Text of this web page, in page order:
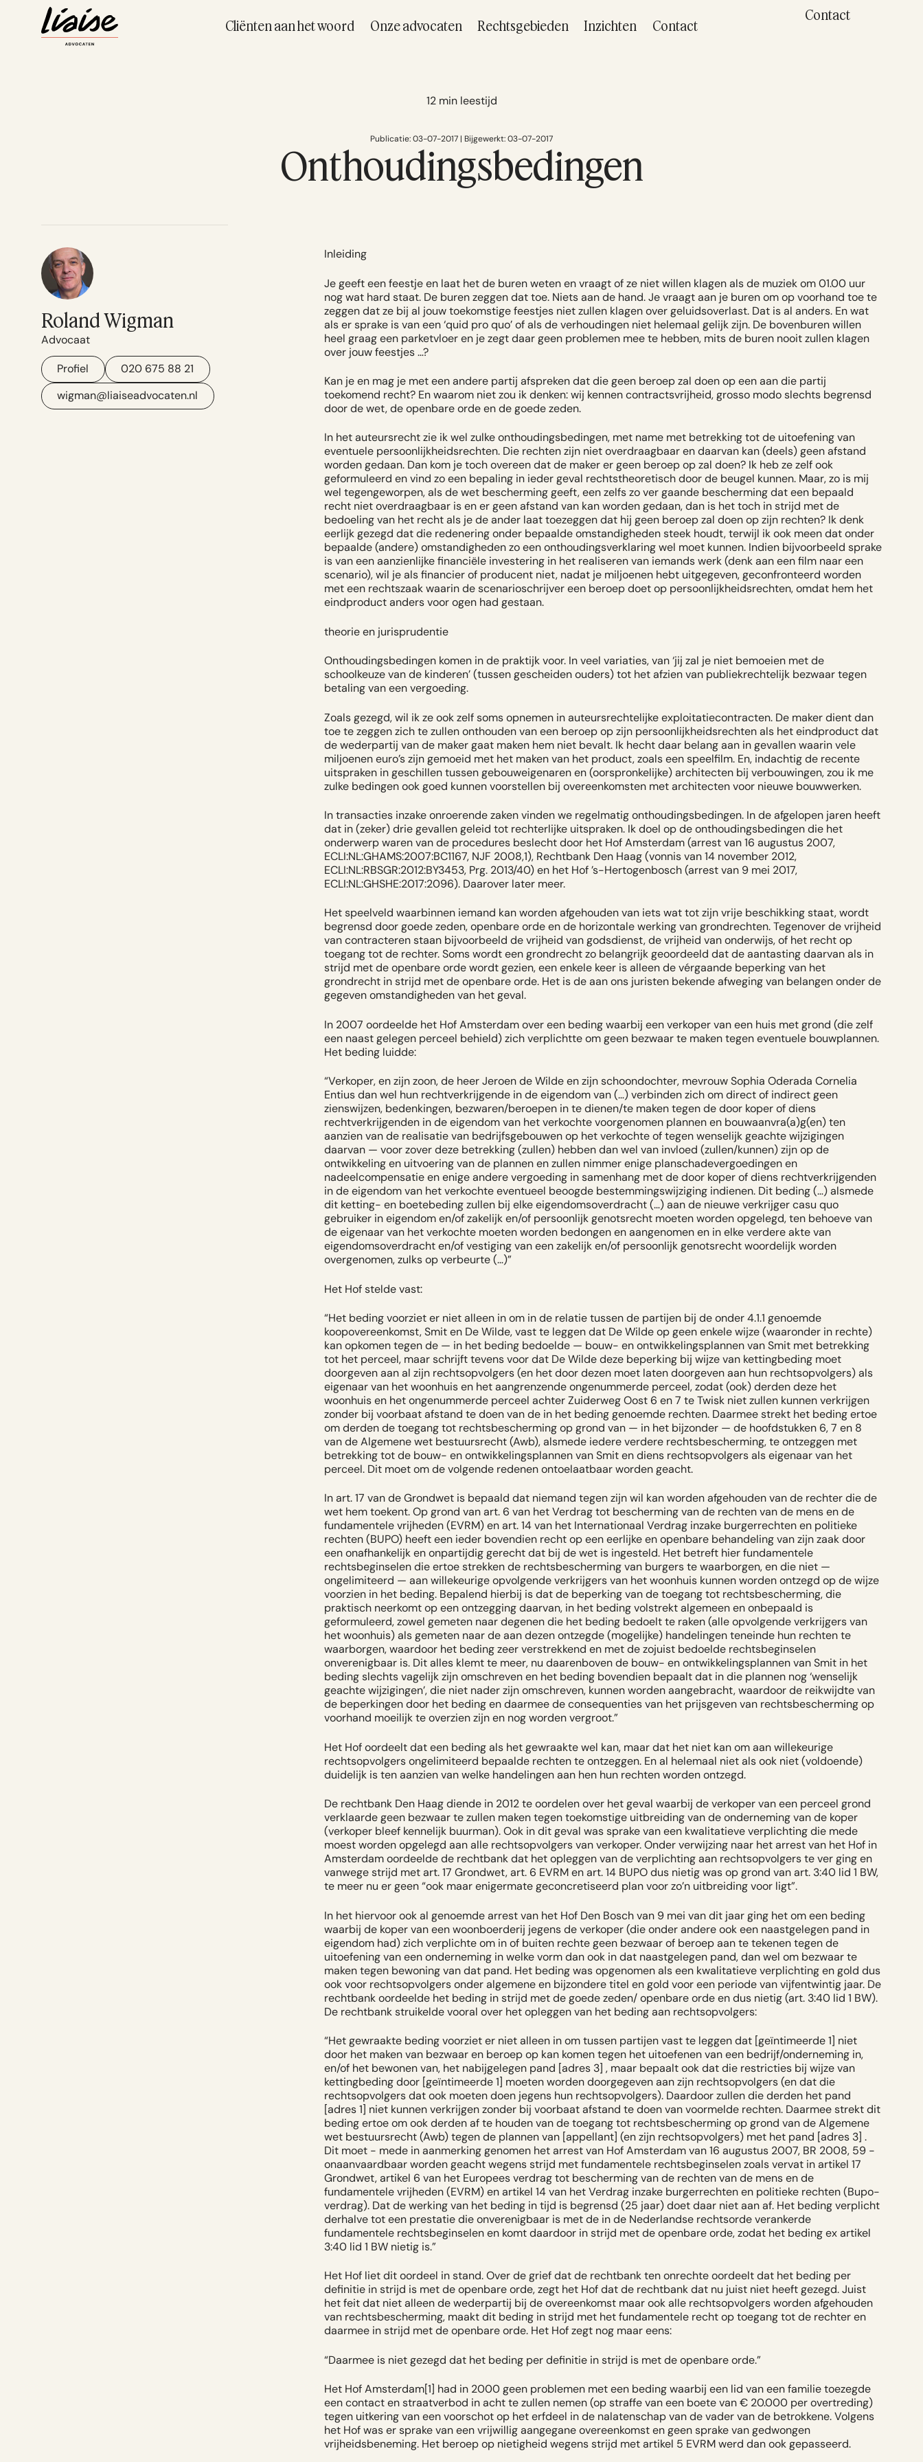
Cliënten aan het woord Onze advocaten Rechtsgebieden Inzichten Contact
Contact
12 min leestijd
Publicatie: 03-07-2017 | Bijgewerkt: 03-07-2017
Onthoudingsbedingen
Roland Wigman
Advocaat
Profiel
020 675 88 21
wigman@liaiseadvocaten.nl
Inleiding
Je geeft een feestje en laat het de buren weten en vraagt of ze niet willen klagen als de muziek om 01.00 uur
nog wat hard staat. De buren zeggen dat toe. Niets aan de hand. Je vraagt aan je buren om op voorhand toe te
zeggen dat ze bij al jouw toekomstige feestjes niet zullen klagen over geluidsoverlast. Dat is al anders. En wat
als er sprake is van een ‘quid pro quo’ of als de verhoudingen niet helemaal gelijk zijn. De bovenburen willen
heel graag een parketvloer en je zegt daar geen problemen mee te hebben, mits de buren nooit zullen klagen
over jouw feestjes …?
Kan je en mag je met een andere partij afspreken dat die geen beroep zal doen op een aan die partij
toekomend recht? En waarom niet zou ik denken: wij kennen contractsvrijheid, grosso modo slechts begrensd
door de wet, de openbare orde en de goede zeden.
In het auteursrecht zie ik wel zulke onthoudingsbedingen, met name met betrekking tot de uitoefening van
eventuele persoonlijkheidsrechten. Die rechten zijn niet overdraagbaar en daarvan kan (deels) geen afstand
worden gedaan. Dan kom je toch overeen dat de maker er geen beroep op zal doen? Ik heb ze zelf ook
geformuleerd en vind zo een bepaling in ieder geval rechtstheoretisch door de beugel kunnen. Maar, zo is mij
wel tegengeworpen, als de wet bescherming geeft, een zelfs zo ver gaande bescherming dat een bepaald
recht niet overdraagbaar is en er geen afstand van kan worden gedaan, dan is het toch in strijd met de
bedoeling van het recht als je de ander laat toezeggen dat hij geen beroep zal doen op zijn rechten? Ik denk
eerlijk gezegd dat die redenering onder bepaalde omstandigheden steek houdt, terwijl ik ook meen dat onder
bepaalde (andere) omstandigheden zo een onthoudingsverklaring wel moet kunnen. Indien bijvoorbeeld sprake
is van een aanzienlijke financiële investering in het realiseren van iemands werk (denk aan een film naar een
scenario), wil je als financier of producent niet, nadat je miljoenen hebt uitgegeven, geconfronteerd worden
met een rechtszaak waarin de scenarioschrijver een beroep doet op persoonlijkheidsrechten, omdat hem het
eindproduct anders voor ogen had gestaan.
theorie en jurisprudentie
Onthoudingsbedingen komen in de praktijk voor. In veel variaties, van ‘jij zal je niet bemoeien met de
schoolkeuze van de kinderen’ (tussen gescheiden ouders) tot het afzien van publiekrechtelijk bezwaar tegen
betaling van een vergoeding.
Zoals gezegd, wil ik ze ook zelf soms opnemen in auteursrechtelijke exploitatiecontracten. De maker dient dan
toe te zeggen zich te zullen onthouden van een beroep op zijn persoonlijkheidsrechten als het eindproduct dat
de wederpartij van de maker gaat maken hem niet bevalt. Ik hecht daar belang aan in gevallen waarin vele
miljoenen euro’s zijn gemoeid met het maken van het product, zoals een speelfilm. En, indachtig de recente
uitspraken in geschillen tussen gebouweigenaren en (oorspronkelijke) architecten bij verbouwingen, zou ik me
zulke bedingen ook goed kunnen voorstellen bij overeenkomsten met architecten voor nieuwe bouwwerken.
In transacties inzake onroerende zaken vinden we regelmatig onthoudingsbedingen. In de afgelopen jaren heeft
dat in (zeker) drie gevallen geleid tot rechterlijke uitspraken. Ik doel op de onthoudingsbedingen die het
onderwerp waren van de procedures beslecht door het Hof Amsterdam (arrest van 16 augustus 2007,
ECLI:NL:GHAMS:2007:BC1167, NJF 2008,1), Rechtbank Den Haag (vonnis van 14 november 2012,
ECLI:NL:RBSGR:2012:BY3453, Prg. 2013/40) en het Hof ’s-Hertogenbosch (arrest van 9 mei 2017,
ECLI:NL:GHSHE:2017:2096). Daarover later meer.
Het speelveld waarbinnen iemand kan worden afgehouden van iets wat tot zijn vrije beschikking staat, wordt
begrensd door goede zeden, openbare orde en de horizontale werking van grondrechten. Tegenover de vrijheid
van contracteren staan bijvoorbeeld de vrijheid van godsdienst, de vrijheid van onderwijs, of het recht op
toegang tot de rechter. Soms wordt een grondrecht zo belangrijk geoordeeld dat de aantasting daarvan als in
strijd met de openbare orde wordt gezien, een enkele keer is alleen de vérgaande beperking van het
grondrecht in strijd met de openbare orde. Het is de aan ons juristen bekende afweging van belangen onder de
gegeven omstandigheden van het geval.
In 2007 oordeelde het Hof Amsterdam over een beding waarbij een verkoper van een huis met grond (die zelf
een naast gelegen perceel behield) zich verplichtte om geen bezwaar te maken tegen eventuele bouwplannen.
Het beding luidde:
“Verkoper, en zijn zoon, de heer Jeroen de Wilde en zijn schoondochter, mevrouw Sophia Oderada Cornelia
Entius dan wel hun rechtverkrijgende in de eigendom van (…) verbinden zich om direct of indirect geen
zienswijzen, bedenkingen, bezwaren/beroepen in te dienen/te maken tegen de door koper of diens
rechtverkrijgenden in de eigendom van het verkochte voorgenomen plannen en bouwaanvra(a)g(en) ten
aanzien van de realisatie van bedrijfsgebouwen op het verkochte of tegen wenselijk geachte wijzigingen
daarvan — voor zover deze betrekking (zullen) hebben dan wel van invloed (zullen/kunnen) zijn op de
ontwikkeling en uitvoering van de plannen en zullen nimmer enige planschadevergoedingen en
nadeelcompensatie en enige andere vergoeding in samenhang met de door koper of diens rechtverkrijgenden
in de eigendom van het verkochte eventueel beoogde bestemmingswijziging indienen. Dit beding (…) alsmede
dit ketting- en boetebeding zullen bij elke eigendomsoverdracht (…) aan de nieuwe verkrijger casu quo
gebruiker in eigendom en/of zakelijk en/of persoonlijk genotsrecht moeten worden opgelegd, ten behoeve van
de eigenaar van het verkochte moeten worden bedongen en aangenomen en in elke verdere akte van
eigendomsoverdracht en/of vestiging van een zakelijk en/of persoonlijk genotsrecht woordelijk worden
overgenomen, zulks op verbeurte (…)”
Het Hof stelde vast:
“Het beding voorziet er niet alleen in om in de relatie tussen de partijen bij de onder 4.1.1 genoemde
koopovereenkomst, Smit en De Wilde, vast te leggen dat De Wilde op geen enkele wijze (waaronder in rechte)
kan opkomen tegen de — in het beding bedoelde — bouw- en ontwikkelingsplannen van Smit met betrekking
tot het perceel, maar schrijft tevens voor dat De Wilde deze beperking bij wijze van kettingbeding moet
doorgeven aan al zijn rechtsopvolgers (en het door dezen moet laten doorgeven aan hun rechtsopvolgers) als
eigenaar van het woonhuis en het aangrenzende ongenummerde perceel, zodat (ook) derden deze het
woonhuis en het ongenummerde perceel achter Zuiderweg Oost 6 en 7 te Twisk niet zullen kunnen verkrijgen
zonder bij voorbaat afstand te doen van de in het beding genoemde rechten. Daarmee strekt het beding ertoe
om derden de toegang tot rechtsbescherming op grond van — in het bijzonder — de hoofdstukken 6, 7 en 8
van de Algemene wet bestuursrecht (Awb), alsmede iedere verdere rechtsbescherming, te ontzeggen met
betrekking tot de bouw- en ontwikkelingsplannen van Smit en diens rechtsopvolgers als eigenaar van het
perceel. Dit moet om de volgende redenen ontoelaatbaar worden geacht.
In art. 17 van de Grondwet is bepaald dat niemand tegen zijn wil kan worden afgehouden van de rechter die de
wet hem toekent. Op grond van art. 6 van het Verdrag tot bescherming van de rechten van de mens en de
fundamentele vrijheden (EVRM) en art. 14 van het Internationaal Verdrag inzake burgerrechten en politieke
rechten (BUPO) heeft een ieder bovendien recht op een eerlijke en openbare behandeling van zijn zaak door
een onafhankelijk en onpartijdig gerecht dat bij de wet is ingesteld. Het betreft hier fundamentele
rechtsbeginselen die ertoe strekken de rechtsbescherming van burgers te waarborgen, en die niet —
ongelimiteerd — aan willekeurige opvolgende verkrijgers van het woonhuis kunnen worden ontzegd op de wijze
voorzien in het beding. Bepalend hierbij is dat de beperking van de toegang tot rechtsbescherming, die
praktisch neerkomt op een ontzegging daarvan, in het beding volstrekt algemeen en onbepaald is
geformuleerd, zowel gemeten naar degenen die het beding bedoelt te raken (alle opvolgende verkrijgers van
het woonhuis) als gemeten naar de aan dezen ontzegde (mogelijke) handelingen teneinde hun rechten te
waarborgen, waardoor het beding zeer verstrekkend en met de zojuist bedoelde rechtsbeginselen
onverenigbaar is. Dit alles klemt te meer, nu daarenboven de bouw- en ontwikkelingsplannen van Smit in het
beding slechts vagelijk zijn omschreven en het beding bovendien bepaalt dat in die plannen nog ‘wenselijk
geachte wijzigingen’, die niet nader zijn omschreven, kunnen worden aangebracht, waardoor de reikwijdte van
de beperkingen door het beding en daarmee de consequenties van het prijsgeven van rechtsbescherming op
voorhand moeilijk te overzien zijn en nog worden vergroot.”
Het Hof oordeelt dat een beding als het gewraakte wel kan, maar dat het niet kan om aanwillekeurige
rechtsopvolgersongelimiteerd bepaalde rechten te ontzeggen. En al helemaal niet als ook niet (voldoende)
duidelijk is ten aanzien van welke handelingen aan hen hun rechten worden ontzegd.
De rechtbank Den Haag diende in 2012 te oordelen over het geval waarbij de verkoper van een perceel grond
verklaarde geen bezwaar te zullen maken tegen toekomstige uitbreiding van de onderneming van de koper
(verkoper bleef kennelijk buurman). Ook in dit geval was sprake van een kwalitatieve verplichting die mede
moest worden opgelegd aan alle rechtsopvolgers van verkoper. Onder verwijzing naar het arrest van het Hof in
Amsterdam oordeelde de rechtbank dat het opleggen van de verplichting aan rechtsopvolgers te ver ging en
vanwege strijd met art. 17 Grondwet, art. 6 EVRM en art. 14 BUPO dus nietig was op grond van art. 3:40 lid 1 BW,
te meer nu er geen “ook maar enigermate geconcretiseerd plan voor zo’n uitbreiding voor ligt”.
In het hiervoor ook al genoemde arrest van het Hof Den Bosch van 9 mei van dit jaar ging het om een beding
waarbij de koper van een woonboerderij jegens de verkoper (die onder andere ook een naastgelegen pand in
eigendom had) zich verplichte om in of buiten rechte geen bezwaar of beroep aan te tekenen tegen de
uitoefening van een onderneming in welke vorm dan ook in dat naastgelegen pand, dan wel om bezwaar te
maken tegen bewoning van dat pand. Het beding was opgenomen als een kwalitatieve verplichting en gold dus
ook voor rechtsopvolgers onder algemene en bijzondere titel en gold voor een periode van vijfentwintig jaar. De
rechtbank oordeelde het beding in strijd met de goede zeden/ openbare orde en dus nietig (art. 3:40 lid 1 BW).
De rechtbank struikelde vooral over het opleggen van het beding aan rechtsopvolgers:
“Het gewraakte beding voorziet er niet alleen in om tussen partijen vast te leggen dat [geïntimeerde 1] niet
door het maken van bezwaar en beroep op kan komen tegen het uitoefenen van een bedrijf/onderneming in,
en/of het bewonen van, het nabijgelegen pand [adres 3] , maar bepaalt ook dat die restricties bij wijze van
kettingbeding door [geïntimeerde 1] moeten worden doorgegeven aan zijn rechtsopvolgers (en dat die
rechtsopvolgers dat ook moeten doen jegens hun rechtsopvolgers). Daardoor zullen die derden het pand
[adres 1] niet kunnen verkrijgen zonder bij voorbaat afstand te doen van voormelde rechten. Daarmee strekt dit
beding ertoe om ook derden af te houden van de toegang tot rechtsbescherming op grond van de Algemene
wet bestuursrecht (Awb) tegen de plannen van [appellant] (en zijn rechtsopvolgers) met het pand [adres 3] .
Dit moet - mede in aanmerking genomen het arrest van Hof Amsterdam van 16 augustus 2007, BR 2008, 59 -
onaanvaardbaar worden geacht wegens strijd met fundamentele rechtsbeginselen zoals vervat in artikel 17
Grondwet, artikel 6 van het Europees verdrag tot bescherming van de rechten van de mens en de
fundamentele vrijheden (EVRM) en artikel 14 van het Verdrag inzake burgerrechten en politieke rechten (Bupo-
verdrag). Dat de werking van het beding in tijd is begrensd (25 jaar) doet daar niet aan af. Het beding verplicht
derhalve tot een prestatie die onverenigbaar is met de in de Nederlandse rechtsorde verankerde
fundamentele rechtsbeginselen en komt daardoor in strijd met de openbare orde, zodat het beding ex artikel
3:40 lid 1 BW nietig is.”
Het Hof liet dit oordeel in stand. Over de grief dat de rechtbank ten onrechte oordeelt dat het beding per
definitie in strijd is met de openbare orde, zegt het Hof dat de rechtbank dat nu juist niet heeft gezegd. Juist
het feit dat niet alleen de wederpartij bij de overeenkomst maar ook alle rechtsopvolgers worden afgehouden
van rechtsbescherming, maakt dit beding in strijd met het fundamentele recht op toegang tot de rechter en
daarmee in strijd met de openbare orde. Het Hof zegt nog maar eens:
“Daarmee is niet gezegd dat het beding per definitie in strijd is met de openbare orde.”
Het Hof Amsterdam[1] had in 2000 geen problemen met een beding waarbij een lid van een familie toezegde
een contact en straatverbod in acht te zullen nemen (op straffe van een boete van € 20.000 per overtreding)
tegen uitkering van een voorschot op het erfdeel in de nalatenschap van de vader van de betrokkene. Volgens
het Hof was er sprake van een vrijwillig aangegane overeenkomst en geen sprake van gedwongen
vrijheidsbeneming. Het beroep op nietigheid wegens strijd met artikel 5 EVRM werd dan ook gepasseerd.